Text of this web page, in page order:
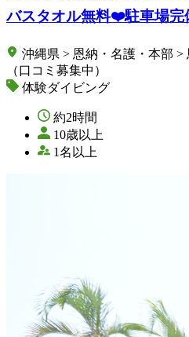
バスタオル無料❤️駐車場完
沖縄県 > 恩納・名護・本部 >
（口コミ募集中）
体験ダイビング
約2時間
10歳以上
1名以上